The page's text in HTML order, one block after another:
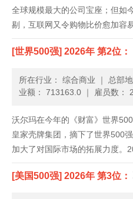
全球规模最大的公司宝座；但如
剔，互联网又令购物比价愈加容
首席执行官董明伦带领下，沃尔
度销售额零增长的局面。但复苏
[世界500强] 2026年 第2位：
所在行业： 综合商业 ｜ 总部
业额： 713163.0 ｜ 雇员数：
沃尔玛在今年的《财富》世界
皇家壳牌集团，摘下了世界500强榜首
加大了对国际市场的拓展力度。
担任公司CEO，沃尔玛表现出了
之前，董明伦曾于2009年2月至
[美国500强] 2026年 第3位：